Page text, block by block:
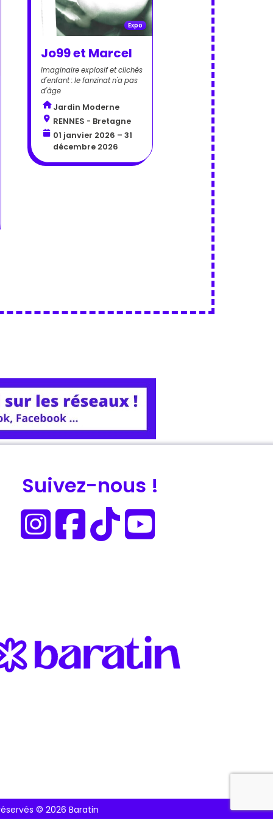
Expo
Jo99 et Marcel
Imaginaire explosif et clichés
d'enfant : le fanzinat n'a pas
d'âge
Jardin Moderne
RENNES - Bretagne
01 janvier 2026 – 31
décembre 2026
Suivez-nous !
© 2026 Baratin